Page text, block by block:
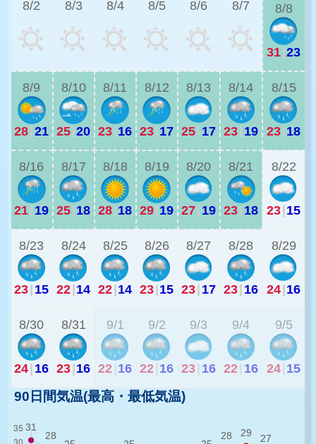
8/2 8/3 8/4 8/5 8/6 8/7 8/8
31 23
8/9
28 21
8/10
25 20
8/11
23 16
8/12
23 17
8/13
25 17
8/14
23 19
8/15
23 18
8/16
21 19
8/17
25 18
8/18
28 18
8/19
29 19
8/20
27 19
8/21
23 18
8/22
23 15
8/23
23 15
8/24
22 14
8/25
22 14
8/26
23 15
8/27
23 17
8/28
23 16
8/29
24 16
8/30
24 16
8/31
23 16
9/1
22 16
9/2
22 16
9/3
23 16
9/4
22 16
9/5
24 15
90日間気温(最高・最低気温)